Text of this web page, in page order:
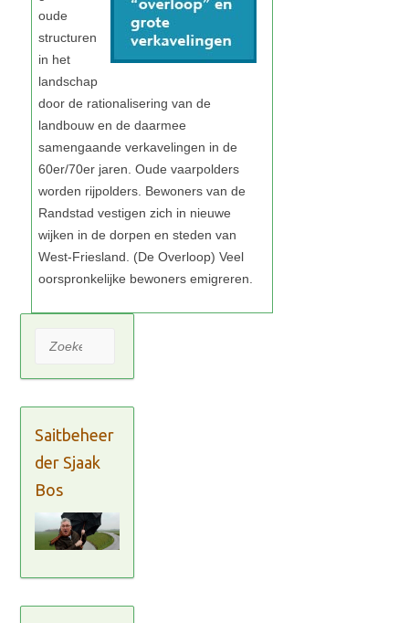
Zoeken
Saitbeheer
der Sjaak
Bos